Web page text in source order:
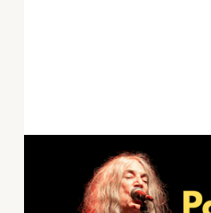
Patti Smith Quartet
Scene 20.juli 2026
februar2026